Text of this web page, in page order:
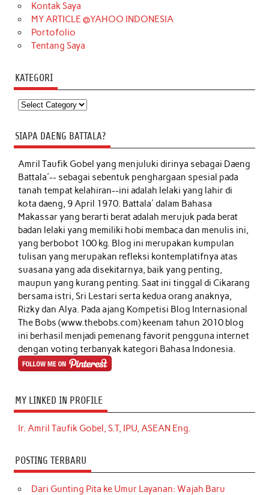
Kontak Saya
MY ARTICLE @YAHOO INDONESIA
Portofolio
Tentang Saya
KATEGORI
Kategori
SIAPA DAENG BATTALA?
Amril Taufik Gobelyang menjuluki dirinya sebagai Daeng
Battala'-- sebagai sebentuk penghargaan spesial pada
tanah tempat kelahiran--ini adalah lelaki yang lahir di
kota daeng, 9 April 1970. Battala' dalam Bahasa
Makassar yang berarti berat adalah merujuk pada berat
badan lelaki yang memiliki hobi membaca dan menulis ini,
yang berbobot 100 kg. Blog ini merupakan kumpulan
tulisan yang merupakan refleksi kontemplatifnya atas
suasana yang ada disekitarnya, baik yang penting,
maupun yang kurang penting. Saat ini tinggal di Cikarang
bersama istri, Sri Lestari serta kedua orang anaknya,
Rizky dan Alya. Pada ajang Kompetisi Blog Internasional
The Bobs (www.thebobs.com) keenam tahun 2010 blog
ini berhasil menjadi pemenang favorit pengguna internet
dengan voting terbanyak kategori Bahasa Indonesia.
MY LINKED IN PROFILE
Ir. Amril Taufik Gobel, S.T, IPU, ASEAN Eng.
POSTING TERBARU
Dari Gunting Pita ke Umur Layanan: Wajah Baru